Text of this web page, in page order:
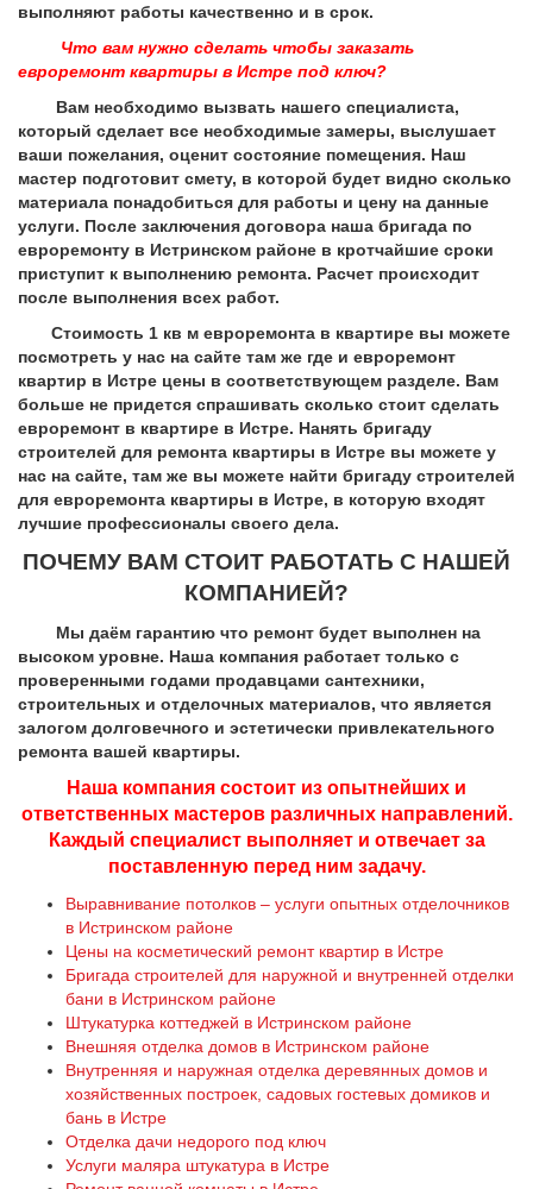
выполняют работы качественно и в срок.
Что вам нужно сделать чтобы заказать
евроремонт квартиры в Истре под ключ?
Вам необходимо вызвать нашего специалиста,
который сделает все необходимые замеры, выслушает
ваши пожелания, оценит состояние помещения. Наш
мастер подготовит смету, в которой будет видно сколько
материала понадобиться для работы и цену на данные
услуги. После заключения договора наша бригада по
евроремонту в Истринском районе в кротчайшие сроки
приступит к выполнению ремонта. Расчет происходит
после выполнения всех работ.
Стоимость 1 кв м евроремонта в квартире вы можете
посмотреть у нас на сайте там же где и евроремонт
квартир в Истре цены в соответствующем разделе. Вам
больше не придется спрашивать сколько стоит сделать
евроремонт в квартире в Истре. Нанять бригаду
строителей для ремонта квартиры в Истре вы можете у
нас на сайте, там же вы можете найти бригаду строителей
для евроремонта квартиры в Истре, в которую входят
лучшие профессионалы своего дела.
ПОЧЕМУ ВАМ СТОИТ РАБОТАТЬ С НАШЕЙ
КОМПАНИЕЙ?
Мы даём гарантию что ремонт будет выполнен на
высоком уровне. Наша компания работает только с
проверенными годами продавцами сантехники,
строительных и отделочных материалов, что является
залогом долговечного и эстетически привлекательного
ремонта вашей квартиры.
Наша компания состоит из опытнейших и
ответственных мастеров различных направлений.
Каждый специалист выполняет и отвечает за
поставленную перед ним задачу.
Выравнивание потолков – услуги опытных отделочников
в Истринском районе
Цены на косметический ремонт квартир в Истре
Бригада строителей для наружной и внутренней отделки
бани в Истринском районе
Штукатурка коттеджей в Истринском районе
Внешняя отделка домов в Истринском районе
Внутренняя и наружная отделка деревянных домов и
хозяйственных построек, садовых гостевых домиков и
бань в Истре
Отделка дачи недорого под ключ
Услуги маляра штукатура в Истре